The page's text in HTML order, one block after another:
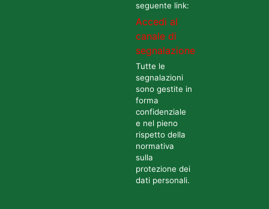
seguente link:
Accedi al
canale di
segnalazione
Tutte le
segnalazioni
sono gestite in
forma
confidenziale
e nel pieno
rispetto della
normativa
sulla
protezione dei
dati personali.